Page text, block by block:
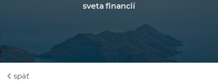
sveta financií
späť